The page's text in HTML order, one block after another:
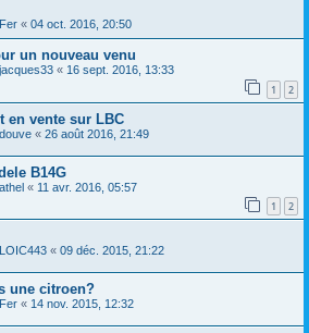
Fer « 04 oct. 2016, 20:50
un nouveau venu
jacques33 « 16 sept. 2016, 13:33
1 2
en vente sur LBC
douve « 26 août 2016, 21:49
B14G
athel « 11 avr. 2016, 05:57
1 2
LOIC443 « 09 déc. 2015, 21:22
une citroen?
Fer « 14 nov. 2015, 12:32